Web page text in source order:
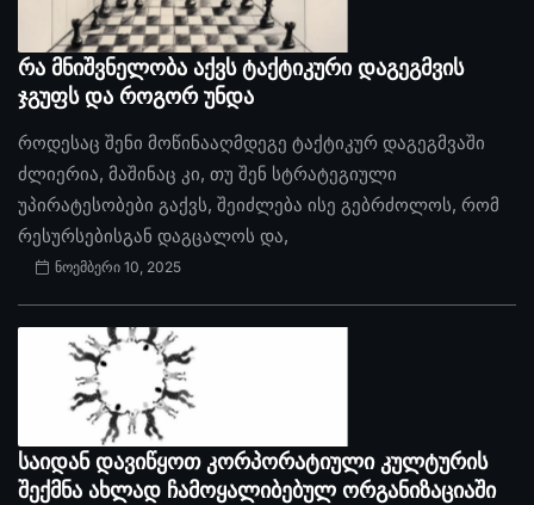
რა მნიშვნელობა აქვს ტაქტიკური დაგეგმვის
ჯგუფს და როგორ უნდა
როდესაც შენი მოწინააღმდეგე ტაქტიკურ დაგეგმვაში
ძლიერია, მაშინაც კი, თუ შენ სტრატეგიული
უპირატესობები გაქვს, შეიძლება ისე გებრძოლოს, რომ
რესურსებისგან დაგცალოს და,
ნოემბერი 10, 2025
საიდან დავიწყოთ კორპორატიული კულტურის
შექმნა ახლად ჩამოყალიბებულ ორგანიზაციაში